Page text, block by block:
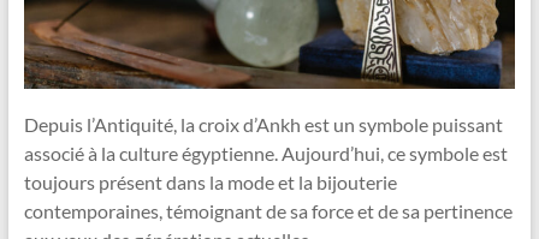
Depuis l’Antiquité, la croix d’Ankh est un symbole puissant
associé à la culture égyptienne. Aujourd’hui, ce symbole est
toujours présent dans la mode et la bijouterie
contemporaines, témoignant de sa force et de sa pertinence